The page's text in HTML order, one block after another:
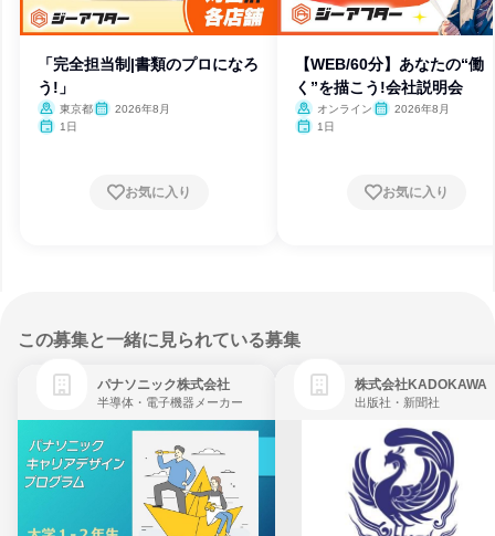
「完全担当制|書類のプロになろ
う!」
東京都
2026年8月
1日
お気に入り
【WEB/60分】あなたの“働
く”を描こう!会社説明会
オンライン
2026年8月
1日
お気に入り
この募集と一緒に見られている募集
パナソニック株式会社
半導体・電子機器メーカー
株式会社KADOKAWA
出版社・新聞社